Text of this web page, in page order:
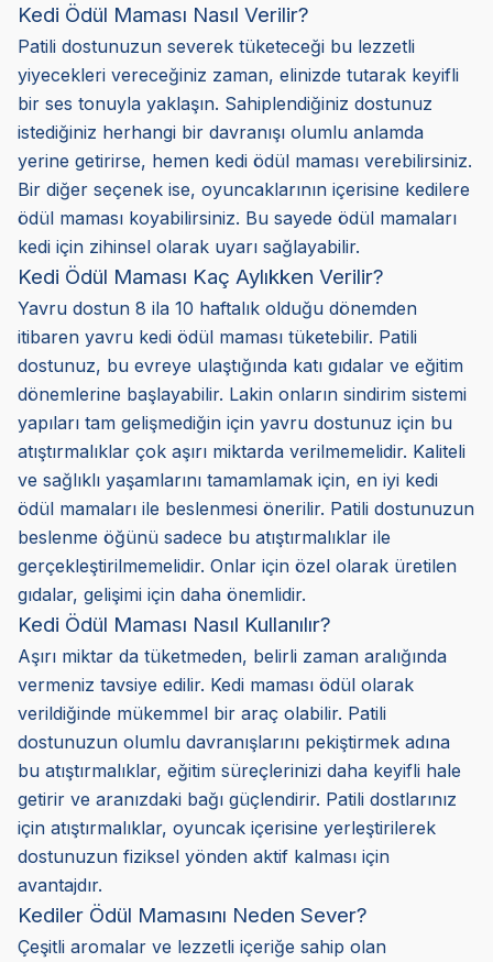
Kedi Ödül Maması Nasıl Verilir?
Patili dostunuzun severek tüketeceği bu lezzetli
yiyecekleri vereceğiniz zaman, elinizde tutarak keyifli
bir ses tonuyla yaklaşın. Sahiplendiğiniz dostunuz
istediğiniz herhangi bir davranışı olumlu anlamda
yerine getirirse, hemen kedi ödül maması verebilirsiniz.
Bir diğer seçenek ise, oyuncaklarının içerisine kedilere
ödül maması koyabilirsiniz. Bu sayede ödül mamaları
kedi için zihinsel olarak uyarı sağlayabilir.
Kedi Ödül Maması Kaç Aylıkken Verilir?
Yavru dostun 8 ila 10 haftalık olduğu dönemden
itibaren yavru kedi ödül maması tüketebilir. Patili
dostunuz, bu evreye ulaştığında katı gıdalar ve eğitim
dönemlerine başlayabilir. Lakin onların sindirim sistemi
yapıları tam gelişmediğin için yavru dostunuz için bu
atıştırmalıklar çok aşırı miktarda verilmemelidir. Kaliteli
ve sağlıklı yaşamlarını tamamlamak için, en iyi kedi
ödül mamaları ile beslenmesi önerilir. Patili dostunuzun
beslenme öğünü sadece bu atıştırmalıklar ile
gerçekleştirilmemelidir. Onlar için özel olarak üretilen
gıdalar, gelişimi için daha önemlidir.
Kedi Ödül Maması Nasıl Kullanılır?
Aşırı miktar da tüketmeden, belirli zaman aralığında
vermeniz tavsiye edilir. Kedi maması ödül olarak
verildiğinde mükemmel bir araç olabilir. Patili
dostunuzun olumlu davranışlarını pekiştirmek adına
bu atıştırmalıklar, eğitim süreçlerinizi daha keyifli hale
getirir ve aranızdaki bağı güçlendirir. Patili dostlarınız
için atıştırmalıklar, oyuncak içerisine yerleştirilerek
dostunuzun fiziksel yönden aktif kalması için
avantajdır.
Kediler Ödül Mamasını Neden Sever?
Çeşitli aromalar ve lezzetli içeriğe sahip olan